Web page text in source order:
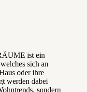
ist ein
sich an
oder ihre
werden dabei
sondern